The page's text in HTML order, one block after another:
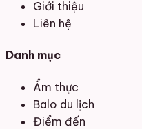
Giới thiệu
Liên hệ
Danh mục
Ẩm thực
Balo du lịch
Điểm đến